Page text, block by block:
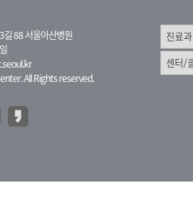
88 서울아산병원
All Rights reserved.